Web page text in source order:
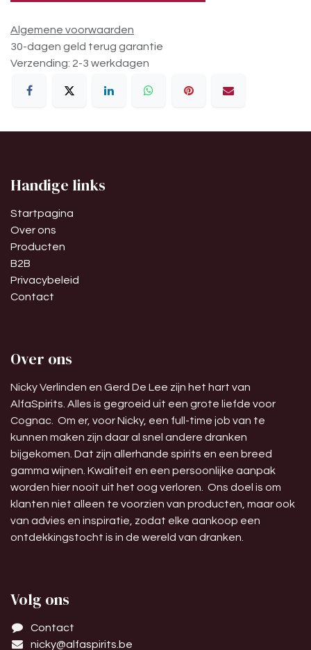
Algemene voorwaarden
30-dagen geld terug garantie
Verzending: 2-3 werkdagen
Handige links
Startpagina
Over ons
Producten
B2B
Privacybeleid
Contact
Over ons
Nicky Verlinden en Gerd De Lee zijn het hart van
AlfaSpirits. Alles is gegroeid uit een grote liefde voor
Cognac. Om er, voor Nicky, een full-time job van te
kunnen maken zijn daar al snel andere dranken
bijgekomen. Dat zijn allerhande spirits en een breed
gamma wijnen. Kwaliteit en een persoonlijke aanpak
worden hier nooit uit het oog verloren. Ons doel is om
klanten niet alleen te voorzien van producten, maar ook
van advies en inspiratie, zodat elke aankoop een
ontdekkingstocht is in de wereld van dranken.
Volg ons
Contact
nicky@alfaspirits.be